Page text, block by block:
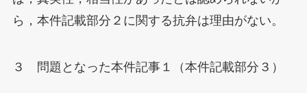
ら，本件記載部分２に関する抗弁は理由がない。
３ 問題となった本件記事１（本件記載部分３）